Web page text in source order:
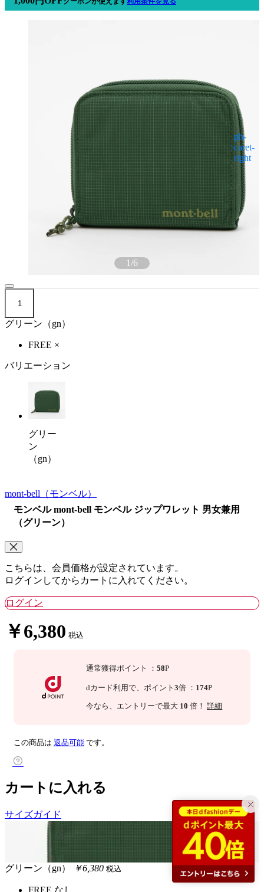
1/6
1
グリーン（gn）
FREE ×
バリエーション
グリー
ン
（gn）
mont-bell （モンベル）
モンベル mont-bell モンベル ジップワレット 男女兼用
（グリーン）
こちらは、会員価格が設定されています。
ログインしてからカートに入れてください。
ログイン
￥6,380 税込
通常獲得ポイント ：58P
dカード利用で、ポイント3倍 ： 174P
今なら 、エントリーで最大 10 倍！詳細
この商品は 返品可能 です。
カートに入れる
サイズガイド
グリーン（gn） ￥6,380 税込
FREE なし